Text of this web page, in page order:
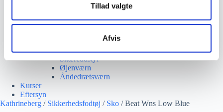
Tillad valgte
Afvis
Teleskopværktøj
Beskyttelsesdragter
Høreværn
Skæreudstyr
Øjenværn
Åndedrætsværn
Kurser
Eftersyn
Kathrineberg / Sikkerhedsfodtøj / Sko / Beat Wns Low Blue